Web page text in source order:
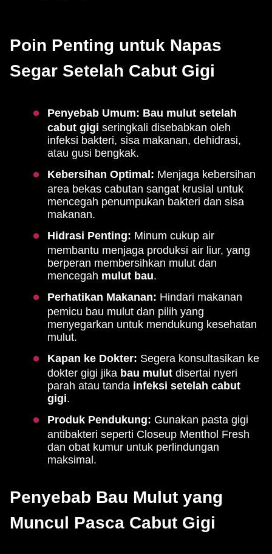
Poin Penting untuk Napas
Segar Setelah Cabut Gigi
Penyebab Umum: Bau mulut setelah
cabut gigi seringkali disebabkan oleh
infeksi bakteri, sisa makanan, dehidrasi,
atau gusi bengkak.
Kebersihan Optimal: Menjaga kebersihan
area bekas cabutan sangat krusial untuk
mencegah penumpukan bakteri dan sisa
makanan.
Hidrasi Penting: Minum cukup air
membantu menjaga produksi air liur, yang
berperan membersihkan mulut dan
mencegah mulut bau.
Perhatikan Makanan: Hindari makanan
pemicu bau mulut dan pilih yang
menyegarkan untuk mendukung kesehatan
mulut.
Kapan ke Dokter: Segera konsultasikan ke
dokter gigi jika bau mulutdisertai nyeri
parah atau tanda infeksi setelah cabut
gigi.
Produk Pendukung: Gunakan pasta gigi
antibakteri seperti Closeup Menthol Fresh
dan obat kumur untuk perlindungan
maksimal.
Penyebab Bau Mulut yang
Muncul Pasca Cabut Gigi